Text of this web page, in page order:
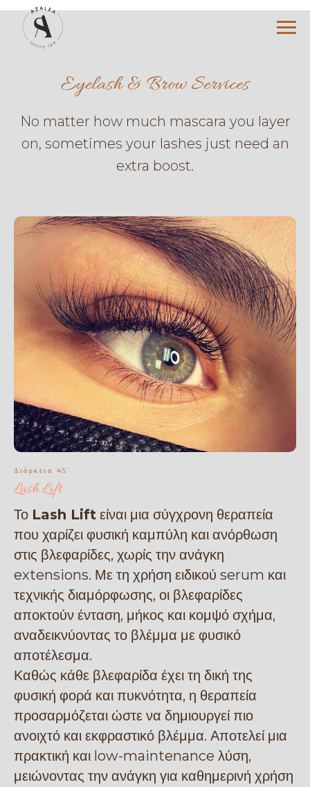
Eyelash & Brow Services
No matter how much mascara you layer
on, sometimes your lashes just need an
extra boost.
Διάρκεια 45’
Lash Lift
Το Lash Lift είναι μια σύγχρονη θεραπεία
που χαρίζει φυσική καμπύλη και ανόρθωση
στις βλεφαρίδες, χωρίς την ανάγκη
extensions. Με τη χρήση ειδικού serum και
τεχνικής διαμόρφωσης, οι βλεφαρίδες
αποκτούν ένταση, μήκος και κομψό σχήμα,
αναδεικνύοντας το βλέμμα με φυσικό
αποτέλεσμα.
Καθώς κάθε βλεφαρίδα έχει τη δική της
φυσική φορά και πυκνότητα, η θεραπεία
προσαρμόζεται ώστε να δημιουργεί πιο
ανοιχτό και εκφραστικό βλέμμα. Αποτελεί μια
πρακτική και low-maintenance λύση,
μειώνοντας την ανάγκη για καθημερινή χρήση